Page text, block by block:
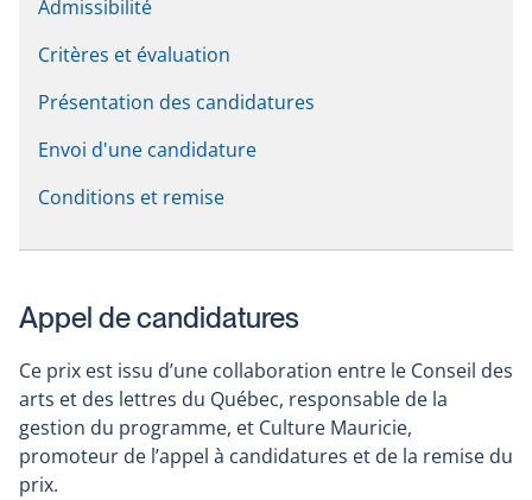
Admissibilité
Critères et évaluation
Présentation des candidatures
Envoi d'une candidature
Conditions et remise
Appel de candidatures
Ce prix est issu d’une collaboration entre le Conseil des
arts et des lettres du Québec, responsable de la
gestion du programme, et Culture Mauricie,
promoteur de l’appel à candidatures et de la remise du
prix.